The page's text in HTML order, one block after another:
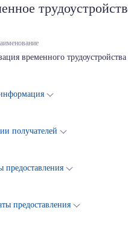
временного трудоустройства
получателей
предоставления
предоставления